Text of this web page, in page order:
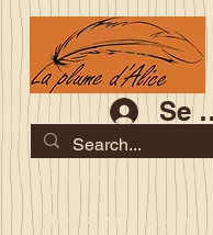
Se
Les commandes jusqu'au 2 août
rentrée
Je serai en congés du 10